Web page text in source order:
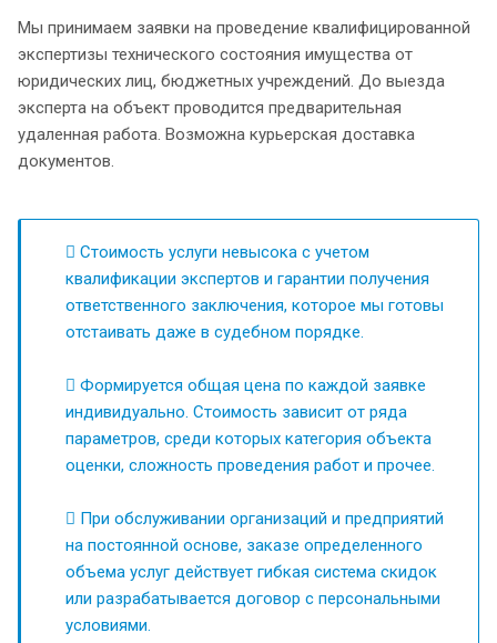
Мы принимаем заявки на проведение квалифицированной
экспертизы технического состояния имущества от
юридических лиц, бюджетных учреждений. До выезда
эксперта на объект проводится предварительная
удаленная работа. Возможна курьерская доставка
документов.
Стоимость услуги невысока с учетом
квалификации экспертов и гарантии получения
ответственного заключения, которое мы готовы
отстаивать даже в судебном порядке.
Формируется общая цена по каждой заявке
индивидуально. Стоимость зависит от ряда
параметров, среди которых категория объекта
оценки, сложность проведения работ и прочее.
При обслуживании организаций и предприятий
на постоянной основе, заказе определенного
объема услуг действует гибкая система скидок
или разрабатывается договор с персональными
условиями.